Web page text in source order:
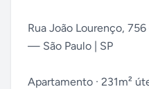
Rua João Lourenço,
— São Paulo | SP
Apartamento · 231m²